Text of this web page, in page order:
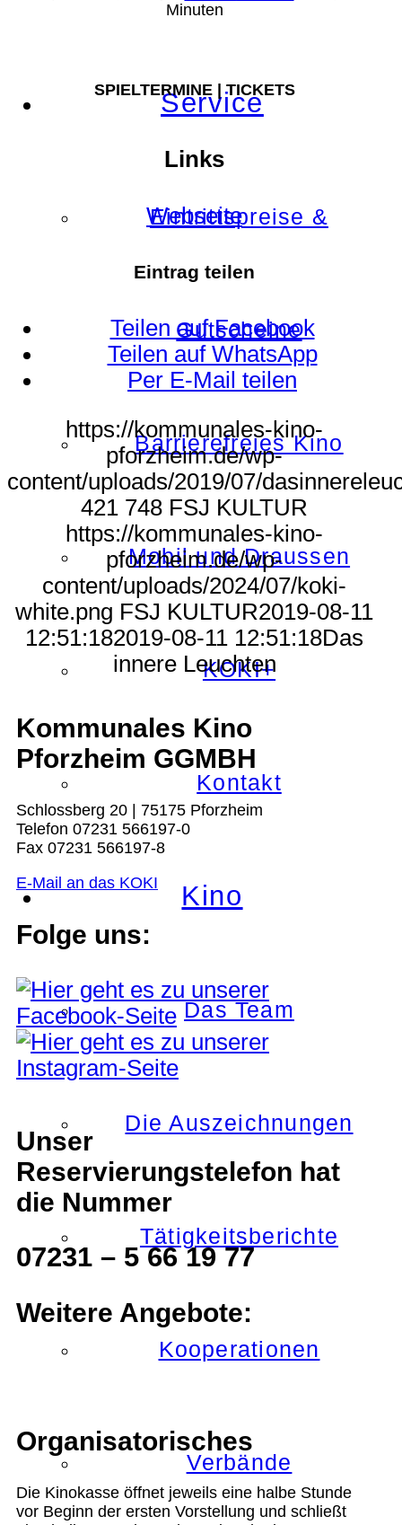
Service
Eintrittspreise &
Gutscheine
Barrierefreies Kino
Mobil und Draussen
KOKI+
Kontakt
Kino
Das Team
Die Auszeichnungen
Tätigkeitsberichte
Kooperationen
Verbände
Minuten
SPIELTERMINE | TICKETS
Links
Webseite
Eintrag teilen
Teilen auf Facebook
Teilen auf WhatsApp
Per E-Mail teilen
https://kommunales-kino-
pforzheim.de/wp-
content/uploads/2019/07/
421 748 FSJ KULTUR
https://kommunales-kino-
pforzheim.de/wp-
content/uploads/2024/07/koki-
white.png FSJ KULTUR2019-08-11
12:51:182019-08-11 12:51:18Das
innere Leuchten
Kommunales Kino
Pforzheim GGMBH
Schlossberg 20 | 75175 Pforzheim
Telefon 07231 566197-0
Fax 07231 566197-8
E-Mail an das KOKI
Folge uns:
Unser
Reservierungstelefon hat
die Nummer
07231 – 5 66 19 77
Weitere Angebote:
Organisatorisches
Die Kinokasse öffnet jeweils eine halbe Stunde
vor Beginn der ersten Vorstellung und schließt